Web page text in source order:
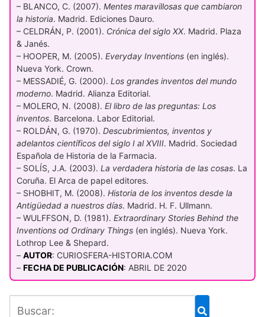
– BLANCO, C. (2007). Mentes maravillosas que cambiaron
la historia. Madrid. Ediciones Dauro.
– CELDRÁN, P. (2001). Crónica del siglo XX. Madrid. Plaza
& Janés.
– HOOPER, M. (2005). Everyday Inventions (en inglés).
Nueva York. Crown.
– MESSADIÉ, G. (2000). Los grandes inventos del mundo
moderno. Madrid. Alianza Editorial.
– MOLERO, N. (2008). El libro de las preguntas: Los
inventos. Barcelona. Labor Editorial.
– ROLDÁN, G. (1970). Descubrimientos, inventos y
adelantos científicos del siglo I al XVIII. Madrid. Sociedad
Española de Historia de la Farmacia.
– SOLÍS, J.A. (2003). La verdadera historia de las cosas. La
Coruña. El Arca de papel editores.
– SHOBHIT, M. (2008). Historia de los inventos desde la
Antigüedad a nuestros días. Madrid. H. F. Ullmann.
– WULFFSON, D. (1981). Extraordinary Stories Behind the
Inventions od Ordinary Things (en inglés). Nueva York.
Lothrop Lee & Shepard.
– AUTOR: CURIOSFERA-HISTORIA.COM
– FECHA DE PUBLICACIÓN: ABRIL DE 2020